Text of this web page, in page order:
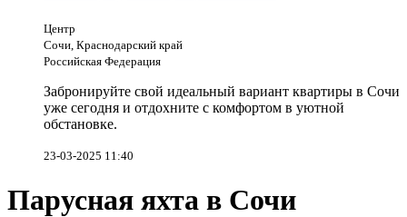
Центр
Сочи, Краснодарский край
Российская Федерация
Забронируйте свой идеальный вариант квартиры в Сочи
уже сегодня и отдохните с комфортом в уютной
обстановке.
23-03-2025 11:40
Парусная яхта в Сочи